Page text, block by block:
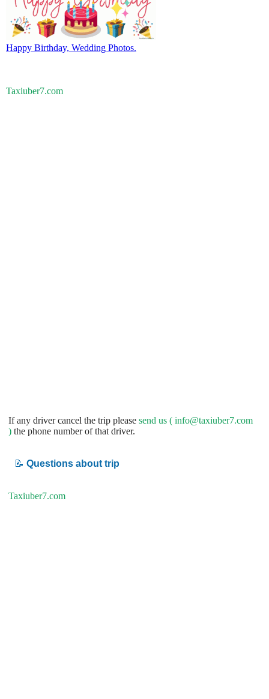
Happy Birthday, Wedding Photos.
Taxiuber7.com
If any driver cancel the trip please send us ( info@taxiuber7.com
) the phone number of that driver.
📝 Questions about trip
Taxiuber7.com